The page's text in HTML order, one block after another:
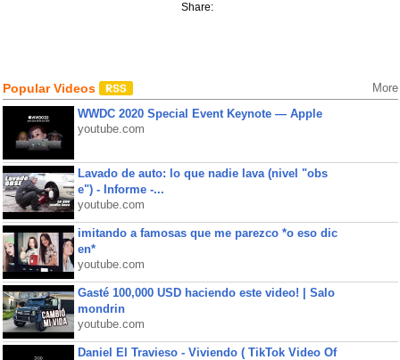
Share:
Popular Videos More
WWDC 2020 Special Event Keynote — Apple
youtube.com
Lavado de auto: lo que nadie lava (nivel "obs
e") - Informe -...
youtube.com
imitando a famosas que me parezco *o eso dic
en*
youtube.com
Gasté 100,000 USD haciendo este video! | Salo
mondrin
youtube.com
Daniel El Travieso - Viviendo ( TikTok Video Of